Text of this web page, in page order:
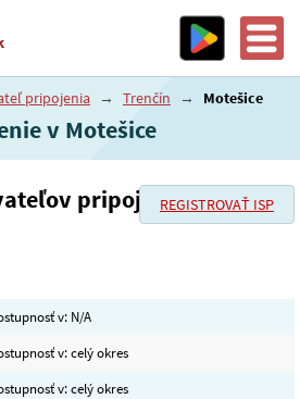
pripojenia → Trenčín → Motešice
v Motešice
REGISTROVAŤ ISP
pripojenia vo
v: N/A
v: celý okres
v: celý okres